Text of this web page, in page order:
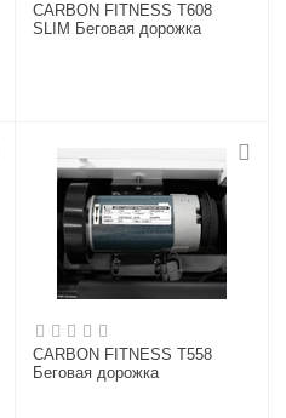
CARBON FITNESS T608
SLIM Беговая дорожка
CARBON FITNESS T558
Беговая дорожка